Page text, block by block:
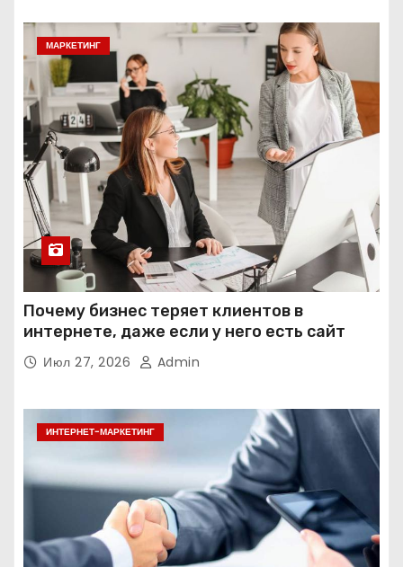
МАРКЕТИНГ
Почему бизнес теряет клиентов в
интернете, даже если у него есть сайт
Июл 27, 2026 Admin
ИНТЕРНЕТ-МАРКЕТИНГ